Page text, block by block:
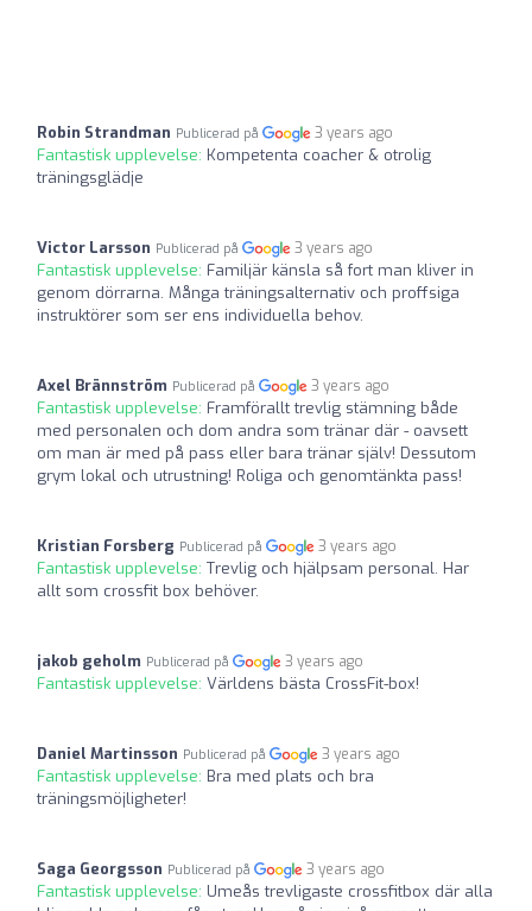
Robin Strandman Publicerad på 3 years ago
Fantastisk upplevelse: Kompetenta coacher & otrolig
träningsglädje
Victor Larsson Publicerad på 3 years ago
Fantastisk upplevelse: Familjär känsla så fort man kliver in
genom dörrarna. Många träningsalternativ och proffsiga
instruktörer som ser ens individuella behov.
Axel Brännström Publicerad på 3 years ago
Fantastisk upplevelse: Framförallt trevlig stämning både
med personalen och dom andra som tränar där - oavsett
om man är med på pass eller bara tränar själv! Dessutom
grym lokal och utrustning! Roliga och genomtänkta pass!
Kristian Forsberg Publicerad på 3 years ago
Fantastisk upplevelse: Trevlig och hjälpsam personal. Har
allt som crossfit box behöver.
jakob geholm Publicerad på 3 years ago
Fantastisk upplevelse: Världens bästa CrossFit-box!
Daniel Martinsson Publicerad på 3 years ago
Fantastisk upplevelse: Bra med plats och bra
träningsmöjligheter!
Saga Georgsson Publicerad på 3 years ago
Fantastisk upplevelse: Umeås trevligaste crossfitbox där alla